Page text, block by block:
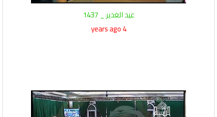
عيد الغدير _ 1437
4 years ago